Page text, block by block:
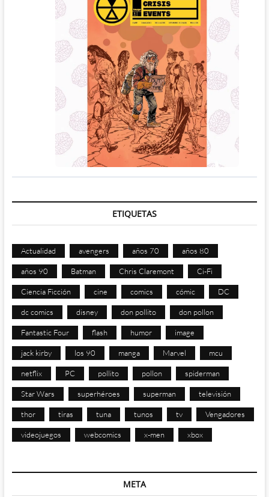
ETIQUETAS
Actualidad avengers años 70 años 80
años 90 Batman Chris Claremont Ci-Fi
Ciencia Ficción cine comics cómic DC
dc comics disney don pollito don pollon
Fantastic Four flash humor image
jack kirby los 90 manga Marvel mcu
netflix PC pollito pollon spiderman
Star Wars superhéroes superman televisión
thor tiras tuna tunos tv Vengadores
videojuegos webcomics x-men xbox
META